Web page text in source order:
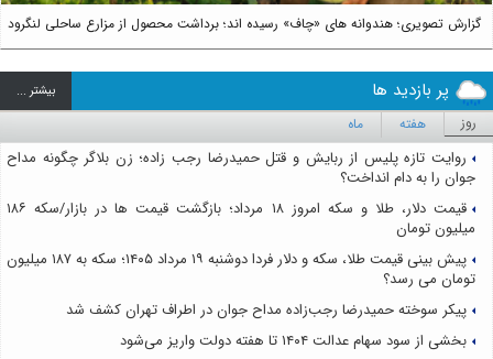
گزارش تصویری؛ هندوانه های «چاف» رسیده اند؛ برداشت محصول از مزارع ساحلی لنگرود
پر بازدید ها بيشتر ...
روز هفته ماه
روایت تازه پلیس از ربایش و قتل حمیدرضا رجب زاده؛ زن بلاگر چگونه مداح
جوان را به دام انداخت؟
قیمت دلار، طلا و سکه امروز ۱۸ مرداد؛ بازگشت قیمت ها در بازار/سکه ۱۸۶
میلیون تومان
پیش بینی قیمت طلا، سکه و دلار فردا دوشنبه ۱۹ مرداد ۱۴۰۵؛ سکه به ۱۸۷ میلیون
تومان می رسد؟
پیکر سوخته حمیدرضا رجب‌زاده مداح جوان در اطراف تهران کشف شد
بخشی از سود سهام عدالت ۱۴۰۴ تا هفته دولت واریز می‌شود